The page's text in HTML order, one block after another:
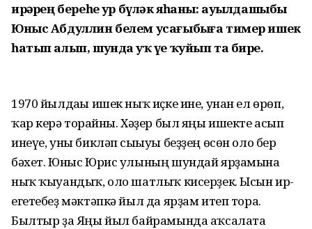
ирҙәрҙең береһе ҙур бүләк яһаны: ауылдашыбыҙ
Юныс Абдуллин белем усағыбыҙға тимер ишек
һатып алып, шунда уҡ үҙе ҡуйып та бирҙе.
1970 йылдағы ишек ныҡ иҫке ине, унан ел өрөп,
ҡар керә торғайны. Хәҙер был яңы ишекте асып
инеүе, уны бикләп сығыуы беҙҙең өсөн оло бер
бәхет. Юныс Юрис улының шундай ярҙамына
ныҡ ҡыуандыҡ, оло шатлыҡ кисерҙек. Ысын ир-
егетебеҙ мәктәпкә йыл да ярҙам итеп тора.
Былтыр ҙа Яңы йыл байрамында аҡсалата